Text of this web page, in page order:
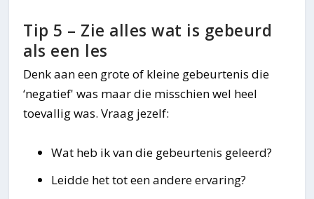
Tip 5 – Zie alles wat is gebeurd
als een les
Denk aan een grote of kleine gebeurtenis die
‘negatief' was maar die misschien wel heel
toevallig was. Vraag jezelf:
Wat heb ik van die gebeurtenis geleerd?
Leidde het tot een andere ervaring?